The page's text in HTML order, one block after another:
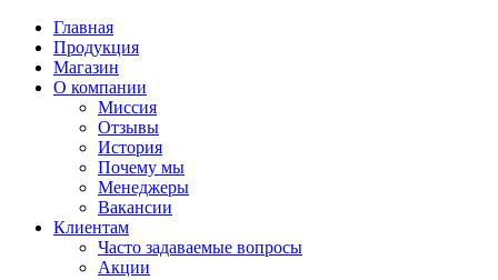
Главная
Продукция
Магазин
О компании
Миссия
Отзывы
История
Почему мы
Менеджеры
Вакансии
Клиентам
Часто задаваемые вопросы
Акции